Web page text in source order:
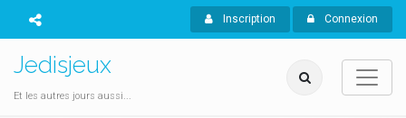
Inscription Connexion
Jedisjeux
Et les autres jours aussi...